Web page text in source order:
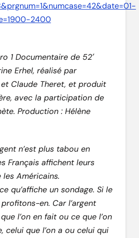
2400
1 Documentaire de 52′
Erhel, réalisé par
Claude Theret, et produit
avec la participation de
Production : Hélène
n’est plus tabou en
Français affichent leurs
Américains.
qu’affiche un sondage. Si le
en. Car l’argent
l’on en fait ou ce que l’on
celui que l’on a ou celui qui